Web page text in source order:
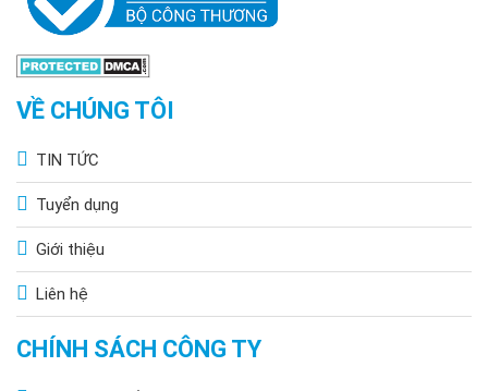
VỀ CHÚNG TÔI
TIN TỨC
Tuyển dụng
Giới thiệu
Liên hệ
CHÍNH SÁCH CÔNG TY